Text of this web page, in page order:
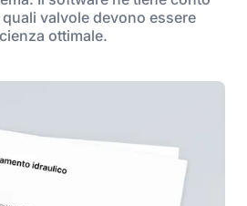
valvole devono essere
ottimale.